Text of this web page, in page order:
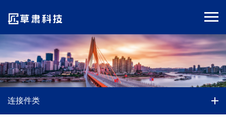
连接件类